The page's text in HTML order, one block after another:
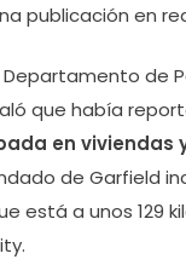
publicación en
de
que había
en viviendas
de Garfield
está a unos 129